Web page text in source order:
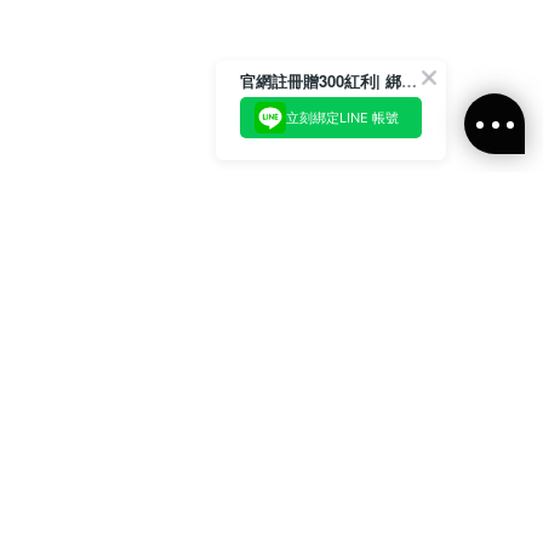
官網註冊贈300紅利| 綁定LINE再領取專屬優惠
立刻綁定LINE 帳號